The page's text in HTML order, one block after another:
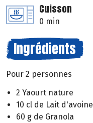
Cuisson
0 min
Ingrédients
Pour 2 personnes
2 Yaourt nature
10 cl de Lait d'avoine
60 g de Granola